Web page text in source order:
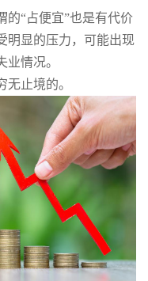
的“占便宜”也是有代价
明显的压力，可能出现
情况。
止境的。